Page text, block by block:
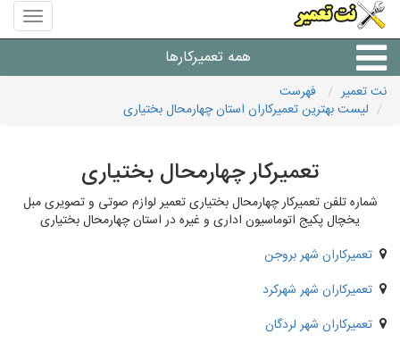
منوی
سایت
تعمیر
همه تعمیرکارها
شرکت های تعمیرات لوازم
نت تعمیر
فهرست
لیست بهترین تعمیرکاران استان چهارمحال بختیاری
تعمیرکار چهارمحال بختیاری
شماره تلفن تعمیرکار چهارمحال بختیاری تعمیر لوازم صوتی و تصویری مبل
یخچال پکیج اتوماسیون اداری و غیره در استان چهارمحال بختیاری
تعمیرکاران شهر بروجن
تعمیرکاران شهر شهرکرد
تعمیرکاران شهر لردگان